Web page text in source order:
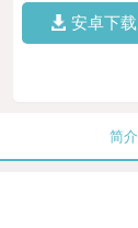
安卓下载
简介